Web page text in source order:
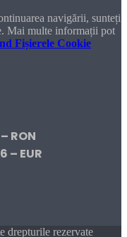
navigării, sunteți
Mai multe informații pot
Fișierele Cookie
RON
– EUR
drepturile rezervate